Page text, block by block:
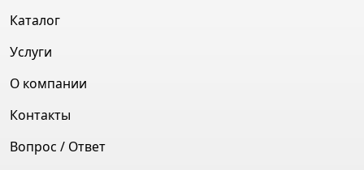
Каталог
Услуги
О компании
Контакты
Вопрос / Ответ